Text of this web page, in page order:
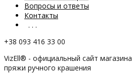
Вопросы и ответы
Контакты
. . .
+38 093 416 33 00
VizEll® - официальный сайт магазина
пряжи ручного крашения